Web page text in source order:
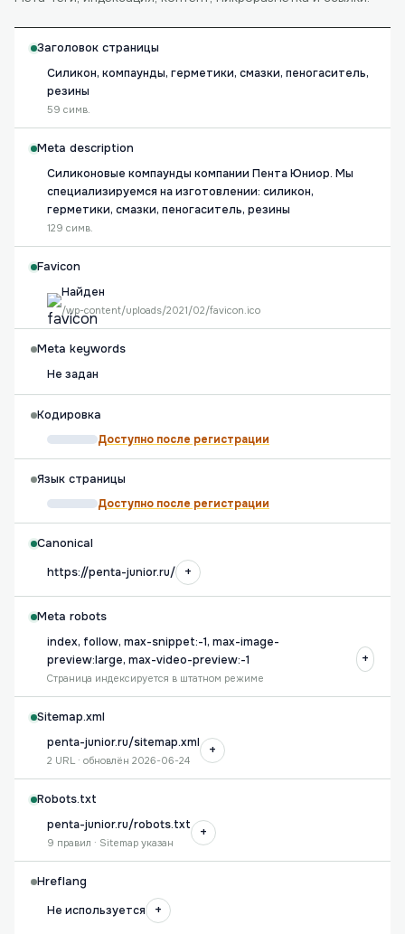
Заголовок страницы
Силикон, компаунды, герметики, смазки, пеногаситель,
резины
59 симв.
Meta description
Силиконовые компаунды компании Пента Юниор. Мы
специализируемся на изготовлении: силикон,
герметики, смазки, пеногаситель, резины
129 симв.
Favicon
Найден
/wp-content/uploads/2021/02/favicon.ico
Meta keywords
Не задан
Кодировка
Доступно после регистрации
Язык страницы
Доступно после регистрации
Canonical
https://penta-junior.ru/
+
Meta robots
index, follow, max-snippet:-1, max-image-
preview:large, max-video-preview:-1
Страница индексируется в штатном режиме
+
Sitemap.xml
penta-junior.ru/sitemap.xml
2 URL · обновлён 2026-06-24
+
Robots.txt
penta-junior.ru/robots.txt
9 правил · Sitemap указан
+
Hreflang
Не используется
+